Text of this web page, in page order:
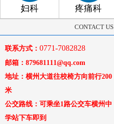
妇科 疼痛科
CONTACT US
联系方式： 0771-7082828
邮箱：879681111@qq.com
地址：横州大道往校椅方向前行200
米
公交路线：可乘坐1路公交车横州中
学站下车即到